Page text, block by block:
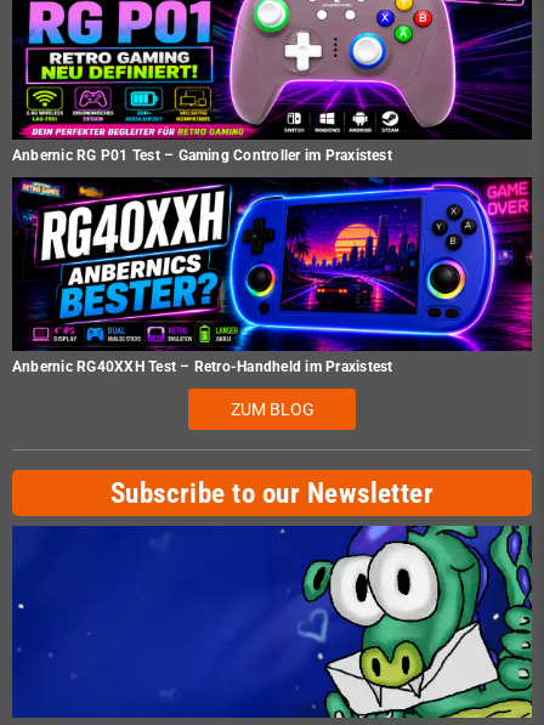
Anbernic RG P01 Test – Gaming Controller im Praxistest
Anbernic RG40XXH Test – Retro-Handheld im Praxistest
ZUM BLOG
Subscribe to our Newsletter